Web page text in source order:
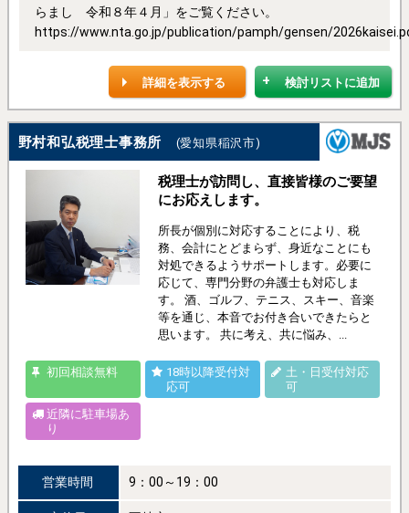
らまし 令和８年４月」をご覧ください。
https://www.nta.go.jp/publication/pamph/gensen/
検討リストに追加
詳細を表示する
野村和弘税理士事務所 (愛知県稲沢市)
税理士が訪問し、直接皆様のご要望
にお応えします。
所長が個別に対応することにより、税
務、会計にとどまらず、身近なことにも
対処できるようサポートします。必要に
応じて、専門分野の弁護士も対応しま
す。 酒、ゴルフ、テニス、スキー、音楽
等を通じ、本音でお付き合いできたらと
思います。 共に考え、共に悩み、...
初回相談無料
18時以降受付対
応可
土・日受付対応
可
近隣に駐車場あ
り
営業時間 9：00～19：00